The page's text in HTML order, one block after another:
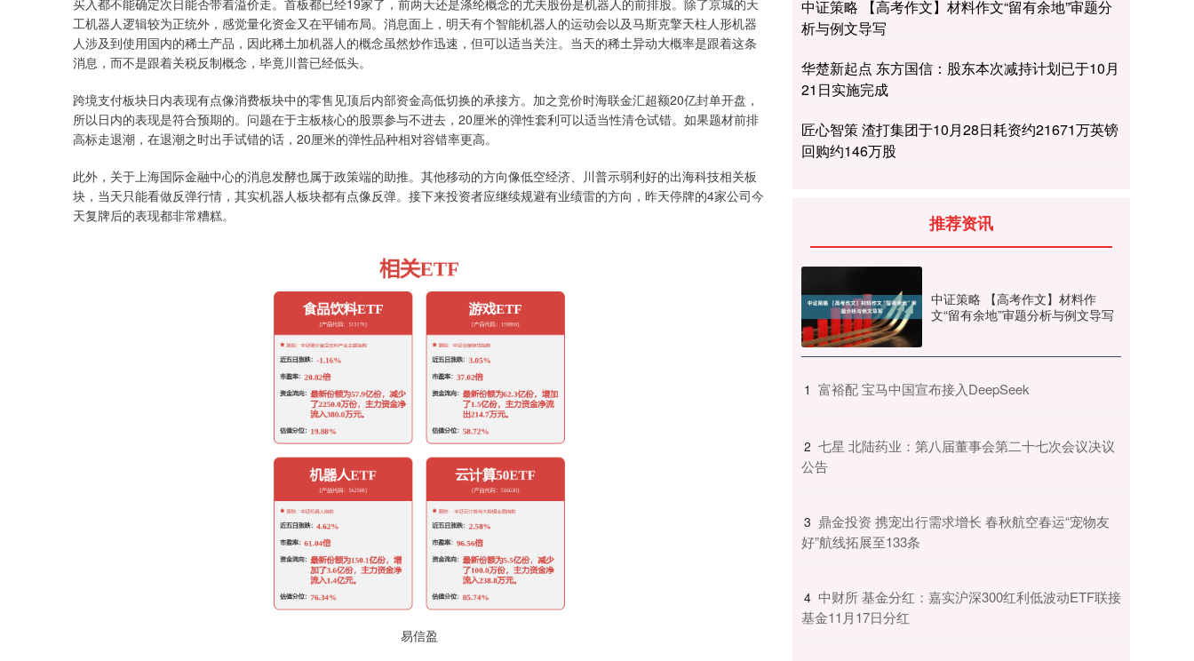
买入都不能确定次日能否带着溢价走。首板都已经19家了，前两天还是涤纶概念的尤夫股份是机器人的前排股。除了京城的天
工机器人逻辑较为正统外，感觉量化资金又在平铺布局。消息面上，明天有个智能机器人的运动会以及马斯克擎天柱人形机器
人涉及到使用国内的稀土产品，因此稀土加机器人的概念虽然炒作迅速，但可以适当关注。当天的稀土异动大概率是跟着这条
消息，而不是跟着关税反制概念，毕竟川普已经低头。
跨境支付板块日内表现有点像消费板块中的零售见顶后内部资金高低切换的承接方。加之竞价时海联金汇超额20亿封单开盘，
所以日内的表现是符合预期的。问题在于主板核心的股票参与不进去，20厘米的弹性套利可以适当性清仓试错。如果题材前排
高标走退潮，在退潮之时出手试错的话，20厘米的弹性品种相对容错率更高。
此外，关于上海国际金融中心的消息发酵也属于政策端的助推。其他移动的方向像低空经济、川普示弱利好的出海科技相关板
块，当天只能看做反弹行情，其实机器人板块都有点像反弹。接下来投资者应继续规避有业绩雷的方向，昨天停牌的4家公司今
天复牌后的表现都非常糟糕。
易信盈
中证策略 【高考作文】材料作文“留有余地”审题分
析与例文导写
华楚新起点 东方国信：股东本次减持计划已于10月
21日实施完成
匠心智策 渣打集团于10月28日耗资约21671万英镑
回购约146万股
推荐资讯
中证策略 【高考作文】材料作
文“留有余地”审题分析与例文导写
1 ​富裕配 宝马中国宣布接入DeepSeek
2 ​七星 北陆药业：第八届董事会第二十七次会议决议
公告
3 ​鼎金投资 携宠出行需求增长 春秋航空春运“宠物友
好”航线拓展至133条
4 ​中财所 基金分红：嘉实沪深300红利低波动ETF联接
基金11月17日分红